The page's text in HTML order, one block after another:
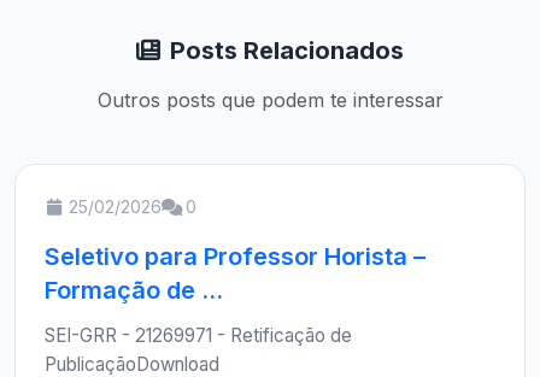
Posts Relacionados
Outros posts que podem te interessar
25/02/2026 0
Seletivo para Professor Horista –
Formação de ...
SEI-GRR - 21269971 - Retificação de
PublicaçãoDownload